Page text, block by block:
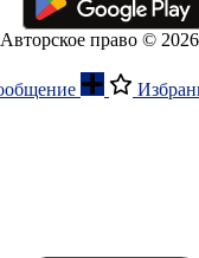
Авторское право ©